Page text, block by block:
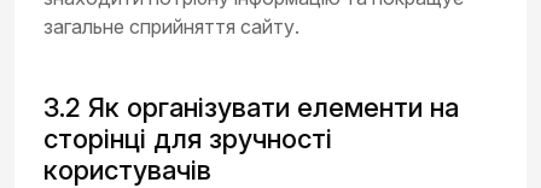
загальне сприйняття сайту.
3.2 Як організувати елементи на
сторінці для зручності
користувачів